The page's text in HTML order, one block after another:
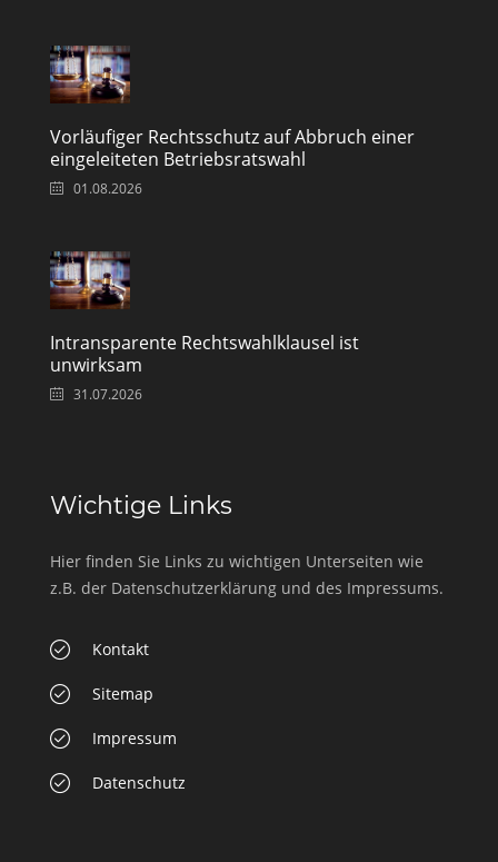
Vorläufiger Rechtsschutz auf Abbruch einer
eingeleiteten Betriebsratswahl
01.08.2026
Intransparente Rechtswahlklausel ist
unwirksam
31.07.2026
Wichtige Links
Hier finden Sie Links zu wichtigen Unterseiten wie
z.B. der Datenschutzerklärung und des Impressums.
Kontakt
Sitemap
Impressum
Datenschutz